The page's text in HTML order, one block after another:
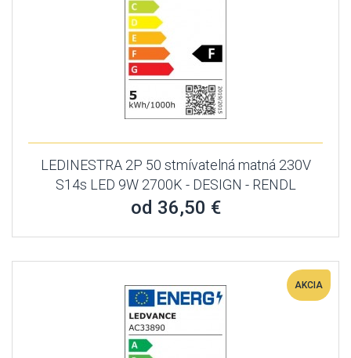
LEDINESTRA 2P 50 stmívatelná matná 230V
S14s LED 9W 2700K - DESIGN - RENDL
od 36,50 €
AKCIA